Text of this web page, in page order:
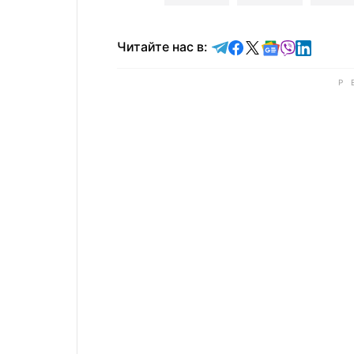
Читайте нас в: Читайте в Telegram
Читайте в
Читайте в X
Читайте в
Читайте